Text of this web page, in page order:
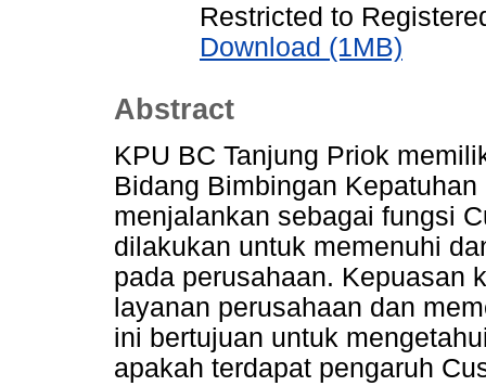
Restricted to
Download (1MB)
Abstract
KPU BC Tanjung Priok
Bidang Bimbingan
menjalankan sebagai fungsi
dilakukan untuk memenuhi
pada perusahaan. Kepuasan
layanan perusahaan dan
ini bertujuan untuk
apakah terdapat pengaruh